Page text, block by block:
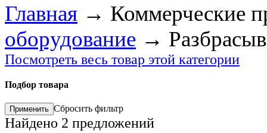
Главная → Коммерческие
оборудование →
Посмотреть весь товар этой категории
Подбор товара
Сбросить фильтр
Найдено 2 предложений